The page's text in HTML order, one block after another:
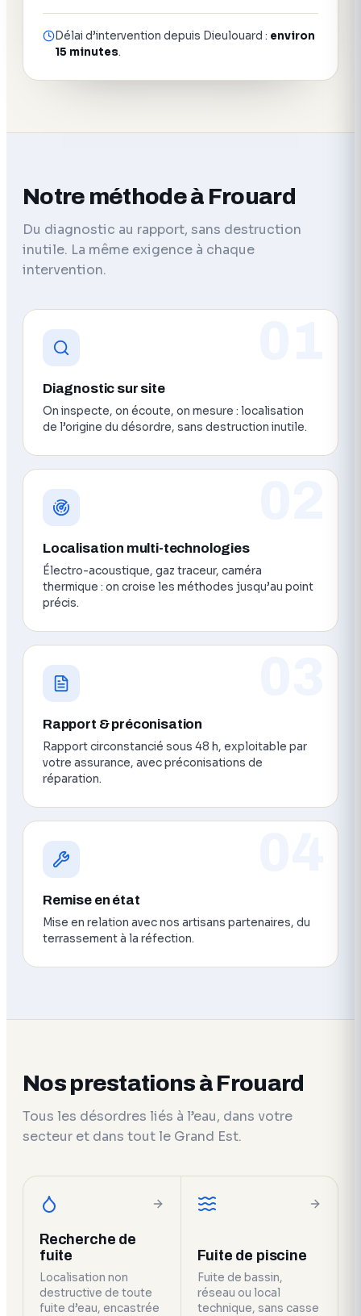
Délai d’intervention depuis Dieulouard : environ
15 minutes.
Notre méthode à Frouard
Du diagnostic au rapport, sans destruction
inutile. La même exigence à chaque
intervention.
Diagnostic sur site
On inspecte, on écoute, on mesure : localisation
de l’origine du désordre, sans destruction inutile.
Localisation multi-technologies
Électro-acoustique, gaz traceur, caméra
thermique : on croise les méthodes jusqu’au point
précis.
Rapport & préconisation
Rapport circonstancié sous 48 h, exploitable par
votre assurance, avec préconisations de
réparation.
Remise en état
Mise en relation avec nos artisans partenaires, du
terrassement à la réfection.
Nos prestations à Frouard
Tous les désordres liés à l’eau, dans votre
secteur et dans tout le Grand Est.
Recherche de
fuite
Localisation non
destructive de toute
fuite d’eau, encastrée
Fuite de piscine
Fuite de bassin,
réseau ou local
technique, sans casse